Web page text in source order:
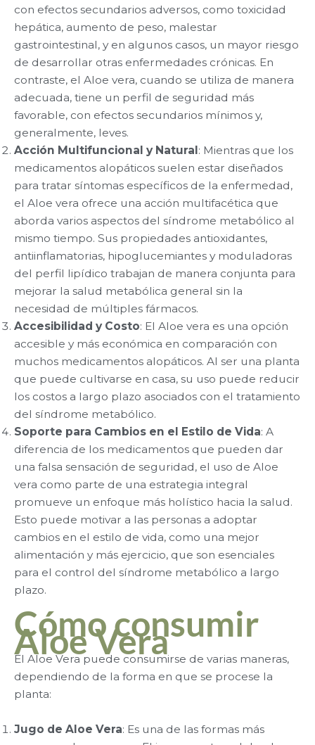
con efectos secundarios adversos, como toxicidad
hepática, aumento de peso, malestar
gastrointestinal, y en algunos casos, un mayor riesgo
de desarrollar otras enfermedades crónicas. En
contraste, el Aloe vera, cuando se utiliza de manera
adecuada, tiene un perfil de seguridad más
favorable, con efectos secundarios mínimos y,
generalmente, leves.
Acción Multifuncional y Natural: Mientras que los
medicamentos alopáticos suelen estar diseñados
para tratar síntomas específicos de la enfermedad,
el Aloe vera ofrece una acción multifacética que
aborda varios aspectos del síndrome metabólico al
mismo tiempo. Sus propiedades antioxidantes,
antiinflamatorias, hipoglucemiantes y moduladoras
del perfil lipídico trabajan de manera conjunta para
mejorar la salud metabólica general sin la
necesidad de múltiples fármacos.
Accesibilidad y Costo: El Aloe vera es una opción
accesible y más económica en comparación con
muchos medicamentos alopáticos. Al ser una planta
que puede cultivarse en casa, su uso puede reducir
los costos a largo plazo asociados con el tratamiento
del síndrome metabólico.
Soporte para Cambios en el Estilo de Vida: A
diferencia de los medicamentos que pueden dar
una falsa sensación de seguridad, el uso de Aloe
vera como parte de una estrategia integral
promueve un enfoque más holístico hacia la salud.
Esto puede motivar a las personas a adoptar
cambios en el estilo de vida, como una mejor
alimentación y más ejercicio, que son esenciales
para el control del síndrome metabólico a largo
plazo.
Cómo consumir
Aloe Vera
El Aloe Vera puede consumirse de varias maneras,
dependiendo de la forma en que se procese la
planta:
Jugo de Aloe Vera: Es una de las formas más